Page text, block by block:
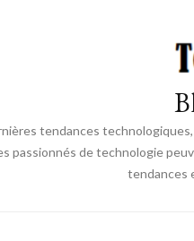
tendances
passionnés de technologie
tendances